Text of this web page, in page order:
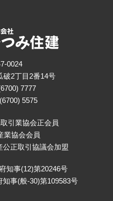
0024
破2丁目2番14号
7777
5575
引業協会正会員
業協会会員
公正取引協議会加盟
知事(12)第20246号
知事(般-30)第109583号